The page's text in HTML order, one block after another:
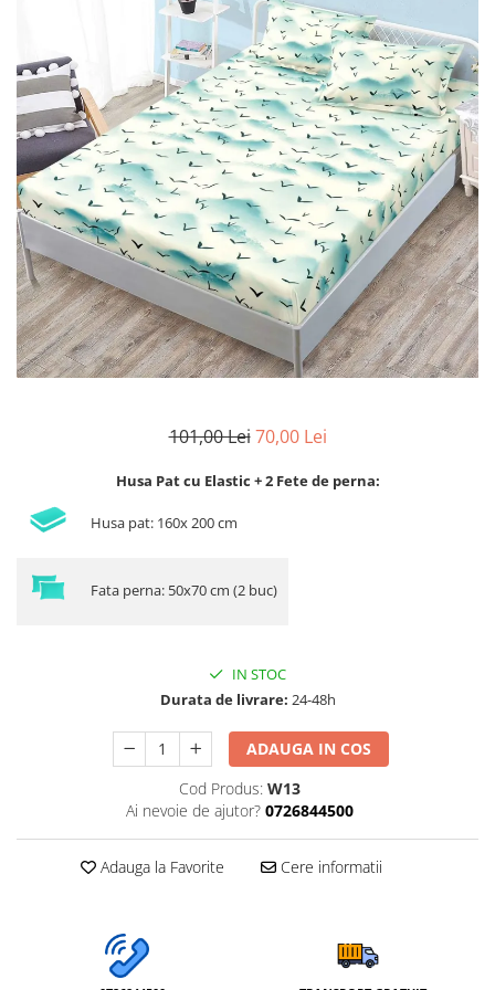
Lenjerii de finet Iprimate Digital
Lenjerii de pat Bumbac 100%
Lenjerii de pat Finet + 2 Draperii
Lenjerii de pat Saten 4 piese cu
elastic
101,00 Lei 70,00 Lei
Husa Pat cu Elastic + 2 Fete de perna:
Husa pat: 160x 200 cm
Fata perna: 50x70 cm (2 buc)
IN STOC
Durata de livrare: 24-48h
ADAUGA IN COS
Cod Produs: W13
Ai nevoie de ajutor? 0726844500
Adauga la Favorite Cere informatii